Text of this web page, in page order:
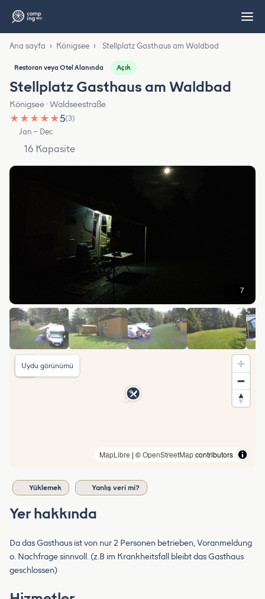
Ana sayfa › Königsee › Stellplatz Gasthaus am Waldbad
Restoran veya Otel Alanında Açık
Stellplatz Gasthaus am Waldbad
Königsee · Waldseestraße
★ ★ ★ ★ ★5(3)
Jan – Dec
16 Kapasite
7
MapLibre | ©OpenStreetMapcontributors
Uydu görünümü
Yüklemek Yanlış veri mi?
Yer hakkında
Da das Gasthaus ist von nur 2 Personen betrieben, Voranmeldung
o. Nachfrage sinnvoll. (z.B im Krankheitsfall bleibt das Gasthaus
geschlossen)